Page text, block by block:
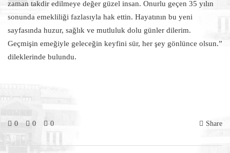
zaman takdir edilmeye değer güzel insan. Onurlu geçen 35 yılın
sonunda emekliliği fazlasıyla hak ettin. Hayatının bu yeni
sayfasında huzur, sağlık ve mutluluk dolu günler dilerim.
Geçmişin emeğiyle geleceğin keyfini sür, her şey gönlünce olsun.”
dileklerinde bulundu.
0 0 0 Share